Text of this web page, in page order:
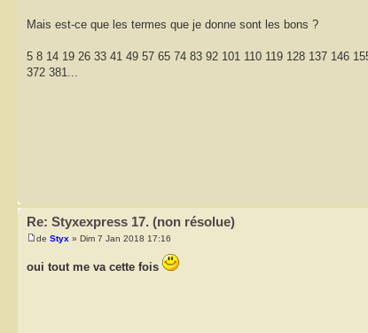
Mais est-ce que les termes que je donne sont les bons ?
5 8 14 19 26 33 41 49 57 65 74 83 92 101 110 119 128 137 146
372 381...
Re: Styxexpress 17. (non résolue)
de Styx » Dim 7 Jan 2018 17:16
oui tout me va cette fois